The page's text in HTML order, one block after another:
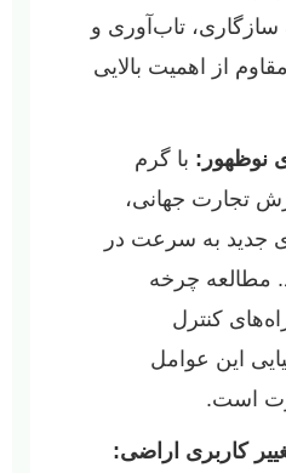
تاب‌آوری و
از اهمیت بالایی
نوظهور: با گرم
تجارت جهانی،
جدید به سرعت در
مطالعه چرخه
کنترل
این عوامل
است.
کاربری اراضی: